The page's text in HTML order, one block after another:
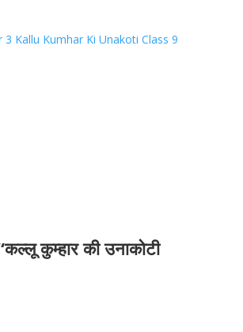
Kallu Kumhar Ki Unakoti Class 9
कुम्हार की उनाकोटी